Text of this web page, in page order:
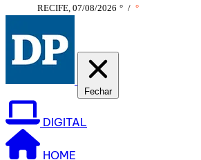
RECIFE, 07/08/2026 ° / °
Fechar
DIGITAL
HOME